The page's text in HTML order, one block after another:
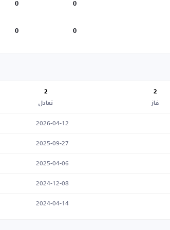
0
0
0
0
2
فاز
2
تعادل
2026-04-12
2025-09-27
2025-04-06
2024-12-08
2024-04-14